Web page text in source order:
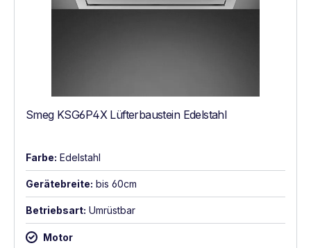
Smeg KSG6P4X Lüfterbaustein Edelstahl
Farbe: Edelstahl
Gerätebreite: bis 60cm
Betriebsart: Umrüstbar
Motor